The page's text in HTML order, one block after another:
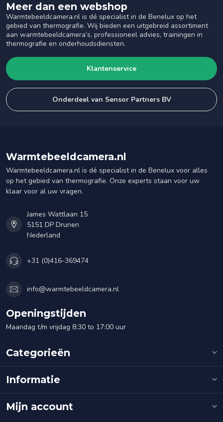
Meer dan een webshop
Warmtebeeldcamera.nl is dé specialist in de Benelux op het
gebied van thermografie. Wij bieden een uitgebreid assortiment
aan warmtebeeldcamera’s, professioneel advies, trainingen in
thermografie en onderhoudsdiensten.
Klantenservice
Onderdeel van Sensor Partners BV
Warmtebeeldcamera.nl
Warmtebeeldcamera.nl is dé specialist in de Benelux voor alles
op het gebied van thermografie. Onze experts staan voor uw
klaar voor al uw vragen.
James Wattlaan 15
5151 DP Drunen
Nederland
+31 (0)416-369474
info@warmtebeeldcamera.nl
Openingstijden
Maandag t/m vrijdag 8:30 to 17:00 uur
Categorieën
Informatie
Mijn account